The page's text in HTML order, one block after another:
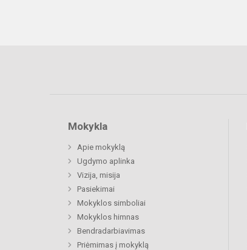
Mokykla
Apie mokyklą
Ugdymo aplinka
Vizija, misija
Pasiekimai
Mokyklos simboliai
Mokyklos himnas
Bendradarbiavimas
Priėmimas į mokyklą